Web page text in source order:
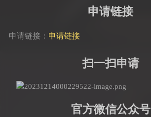
申请链接
申请链接： 申请链接
扫一扫申请
官方微信公众号